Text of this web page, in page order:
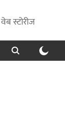
वेब स्टोरीज